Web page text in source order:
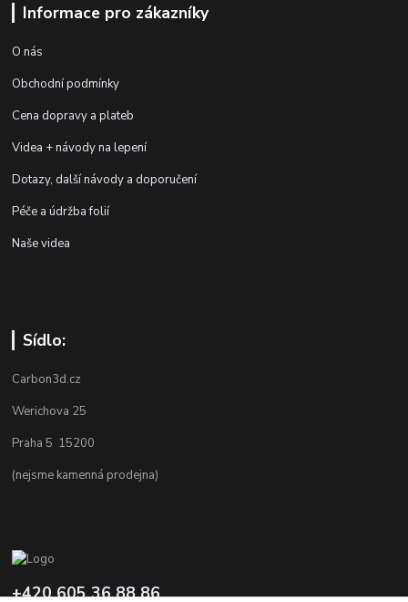
Informace pro zákazníky
O nás
Obchodní podmínky
Cena dopravy a plateb
Videa + návody na lepení
Dotazy, další návody a doporučení
Péče a údržba folií
Naše videa
Sídlo:
Carbon3d.cz
Werichova 25
Praha 5 15200
(nejsme kamenná prodejna)
+420 605 36 88 86